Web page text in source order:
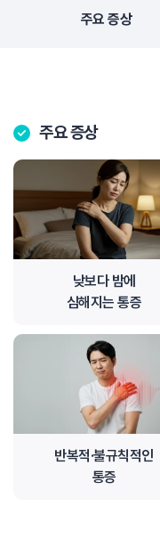
주요 증상
주요 증상
낮보다 밤에
심해지는 통증
반복적·불규칙적인
통증